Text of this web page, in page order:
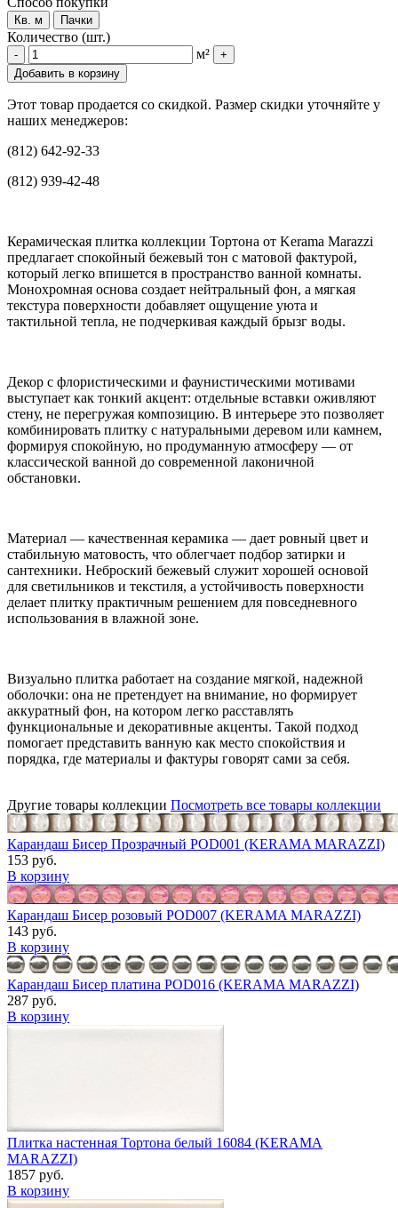
Кв. м Пачки
Количество (шт.)
- м²
+
Добавить в корзину
Этот товар продается со скидкой. Размер скидки уточняйте у
наших менеджеров:
(812) 642-92-33
(812) 939-42-48
Керамическая плитка коллекции Тортона от Kerama Marazzi
предлагает спокойный бежевый тон с матовой фактурой,
который легко впишется в пространство ванной комнаты.
Монохромная основа создает нейтральный фон, а мягкая
текстура поверхности добавляет ощущение уюта и
тактильной тепла, не подчеркивая каждый брызг воды.
Декор с флористическими и фаунистическими мотивами
выступает как тонкий акцент: отдельные вставки оживляют
стену, не перегружая композицию. В интерьере это позволяет
комбинировать плитку с натуральными деревом или камнем,
формируя спокойную, но продуманную атмосферу — от
классической ванной до современной лаконичной
обстановки.
Материал — качественная керамика — дает ровный цвет и
стабильную матовость, что облегчает подбор затирки и
сантехники. Неброский бежевый служит хорошей основой
для светильников и текстиля, а устойчивость поверхности
делает плитку практичным решением для повседневного
использования в влажной зоне.
Визуально плитка работает на создание мягкой, надежной
оболочки: она не претендует на внимание, но формирует
аккуратный фон, на котором легко расставлять
функциональные и декоративные акценты. Такой подход
помогает представить ванную как место спокойствия и
порядка, где материалы и фактуры говорят сами за себя.
Другие товары коллекции Посмотреть все товары коллекции
Карандаш Бисер Прозрачный POD001 (KERAMA MARAZZI)
153 руб.
В корзину
Карандаш Бисер розовый POD007 (KERAMA MARAZZI)
143 руб.
В корзину
Карандаш Бисер платина POD016 (KERAMA MARAZZI)
287 руб.
В корзину
Плитка настенная Тортона белый 16084 (KERAMA
MARAZZI)
1857 руб.
В корзину